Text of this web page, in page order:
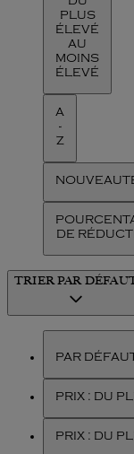
PLUS
ÉLEVÉ
AU
MOINS
ÉLEVÉ
A
-
Z
DE
TRIERPAR
PAR DÉFAUT
PRIX : DU
PRIX : DU